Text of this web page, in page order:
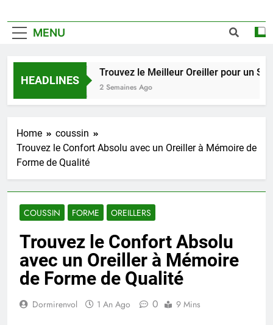
MENU
HEADLINES
Trouvez le Meilleur Oreiller pour un
2 Semaines Ago
Home
coussin
Trouvez le Confort Absolu avec un Oreiller à Mémoire de
Forme de Qualité
COUSSIN FORME OREILLERS
Trouvez le Confort Absolu
avec un Oreiller à Mémoire
de Forme de Qualité
Dormirenvol 1 An Ago 0 9 Mins